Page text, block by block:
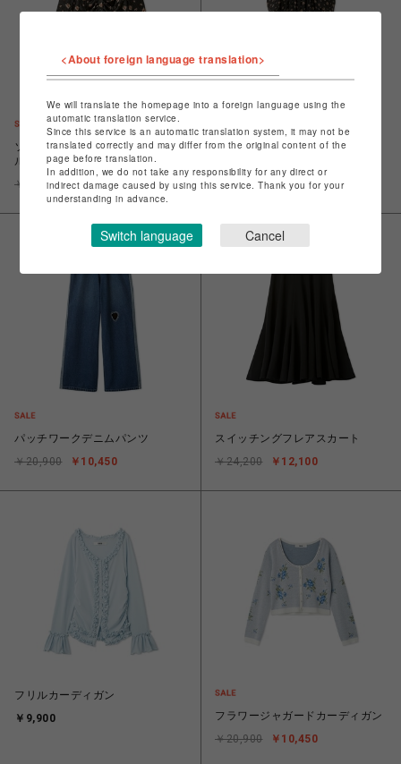
ソフトタッチオリジナルフローラ
ルシャツ
￥9,350
￥18,700
2WAYオリジナルフローラルドレ
￥14,850
￥29,700
パッチワークデニムパンツ
￥10,450
￥20,900
スイッチングフレアスカート
￥12,100
￥24,200
フリルカーディガン
￥9,900
フラワージャガードカーディガン
￥10,450
￥20,900
<About foreign language translation>
We will translate the homepage into a foreign language using the
automatic translation service.
Since this service is an automatic translation system, it may not be
translated correctly and may differ from the original content of the
page before translation.
In addition, we do not take any responsibility for any direct or
indirect damage caused by using this service. Thank you for your
understanding in advance.
Switch language Cancel